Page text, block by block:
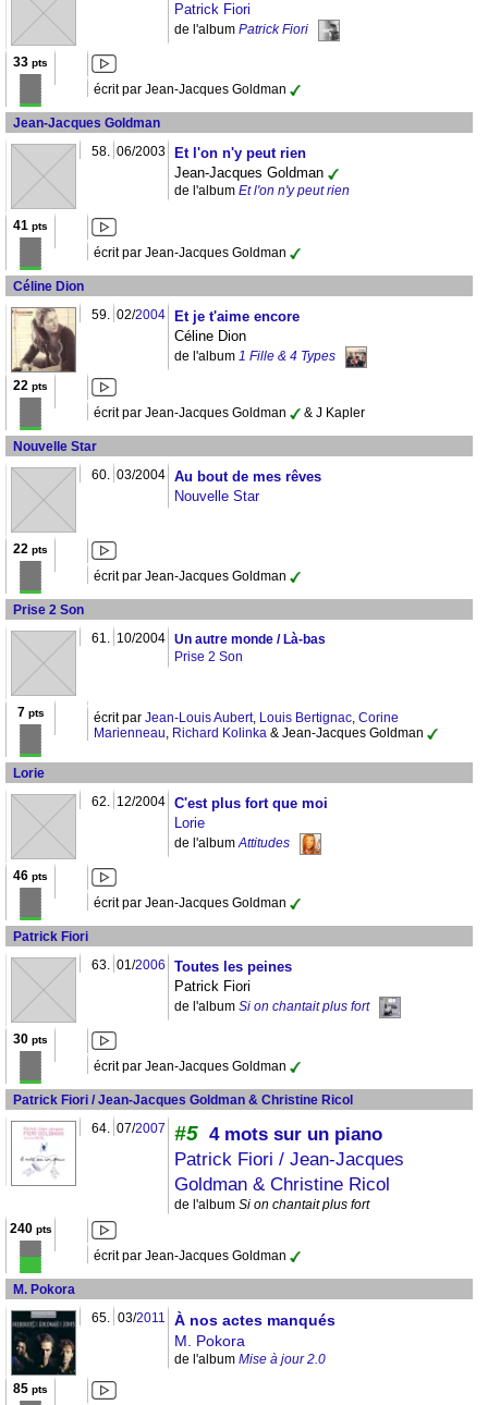
Patrick Fiori
de l'album Patrick Fiori
33 pts
écrit par Jean-Jacques Goldman
Jean-Jacques Goldman
58. 06/2003
Et l'on n'y peut rien
Jean-Jacques Goldman
de l'album Et l'on n'y peut rien
41 pts
écrit par Jean-Jacques Goldman
Céline Dion
59. 02/2004
Et je t'aime encore
Céline Dion
de l'album 1 Fille & 4 Types
22 pts
écrit par Jean-Jacques Goldman & J Kapler
Nouvelle Star
60. 03/2004 Au bout de mes rêves
Nouvelle Star
22 pts
écrit par Jean-Jacques Goldman
Prise 2 Son
61. 10/2004 Un autre monde / Là-bas
Prise 2 Son
7 pts écrit par Jean-Louis Aubert, Louis Bertignac, Corine
Marienneau, Richard Kolinka & Jean-Jacques Goldman
Lorie
62. 12/2004 C'est plus fort que moi
Lorie
de l'albumAttitudes
46 pts
écrit par Jean-Jacques Goldman
Patrick Fiori
63. 01/2006
Toutes les peines
Patrick Fiori
de l'album Si on chantait plus fort
30 pts
écrit par Jean-Jacques Goldman
Patrick Fiori / Jean-Jacques Goldman & Christine Ricol
64. 07/2007 #5 4 mots sur un piano
Patrick Fiori / Jean-Jacques
Goldman & Christine Ricol
de l'album Si on chantait plus fort
240pts
écrit par Jean-Jacques Goldman
M. Pokora
65. 03/2011
À nos actes manqués
M. Pokora
de l'album Mise à jour 2.0
85 pts